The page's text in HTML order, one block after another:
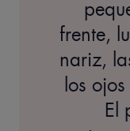
frente,
nariz,
los
El